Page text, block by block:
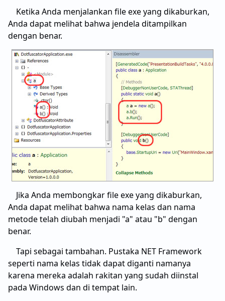
Ketika Anda menjalankan file exe yang dikaburkan,
Anda dapat melihat bahwa jendela ditampilkan
dengan benar.
Jika Anda membongkar file exe yang dikaburkan,
Anda dapat melihat bahwa nama kelas dan nama
metode telah diubah menjadi "a" atau "b" dengan
benar.
Tapi sebagai tambahan. Pustaka NET Framework
seperti nama kelas tidak dapat diganti namanya
karena mereka adalah rakitan yang sudah diinstal
pada Windows dan di tempat lain.